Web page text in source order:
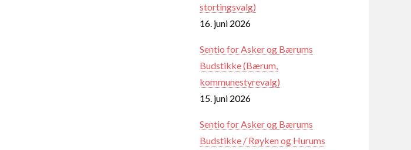
stortingsvalg)
16. juni 2026
Sentio for Asker og Bærums
Budstikke (Bærum,
kommunestyrevalg)
15. juni 2026
Sentio for Asker og Bærums
Budstikke / Røyken og Hurums